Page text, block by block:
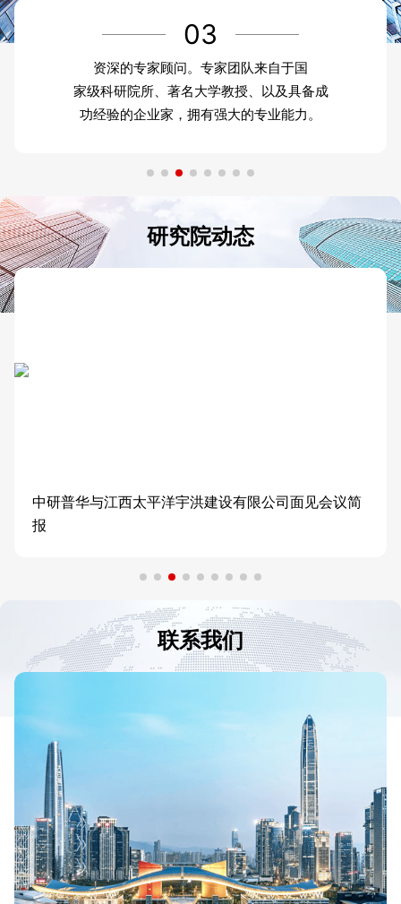
03
资深的专家顾问。专家团队来自于国
家级科研院所、著名大学教授、以及具备成
功经验的企业家，拥有强大的专业能力。
研究院动态
中研普华与江西太平洋宇洪建设有限公司面见会议简
报
联系我们